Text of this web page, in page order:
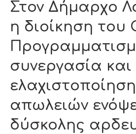
Στον Δήμαρχο
η διοίκηση του
συνεργασία και
ελαχιστοποίηση
απωλειών
δύσκολης